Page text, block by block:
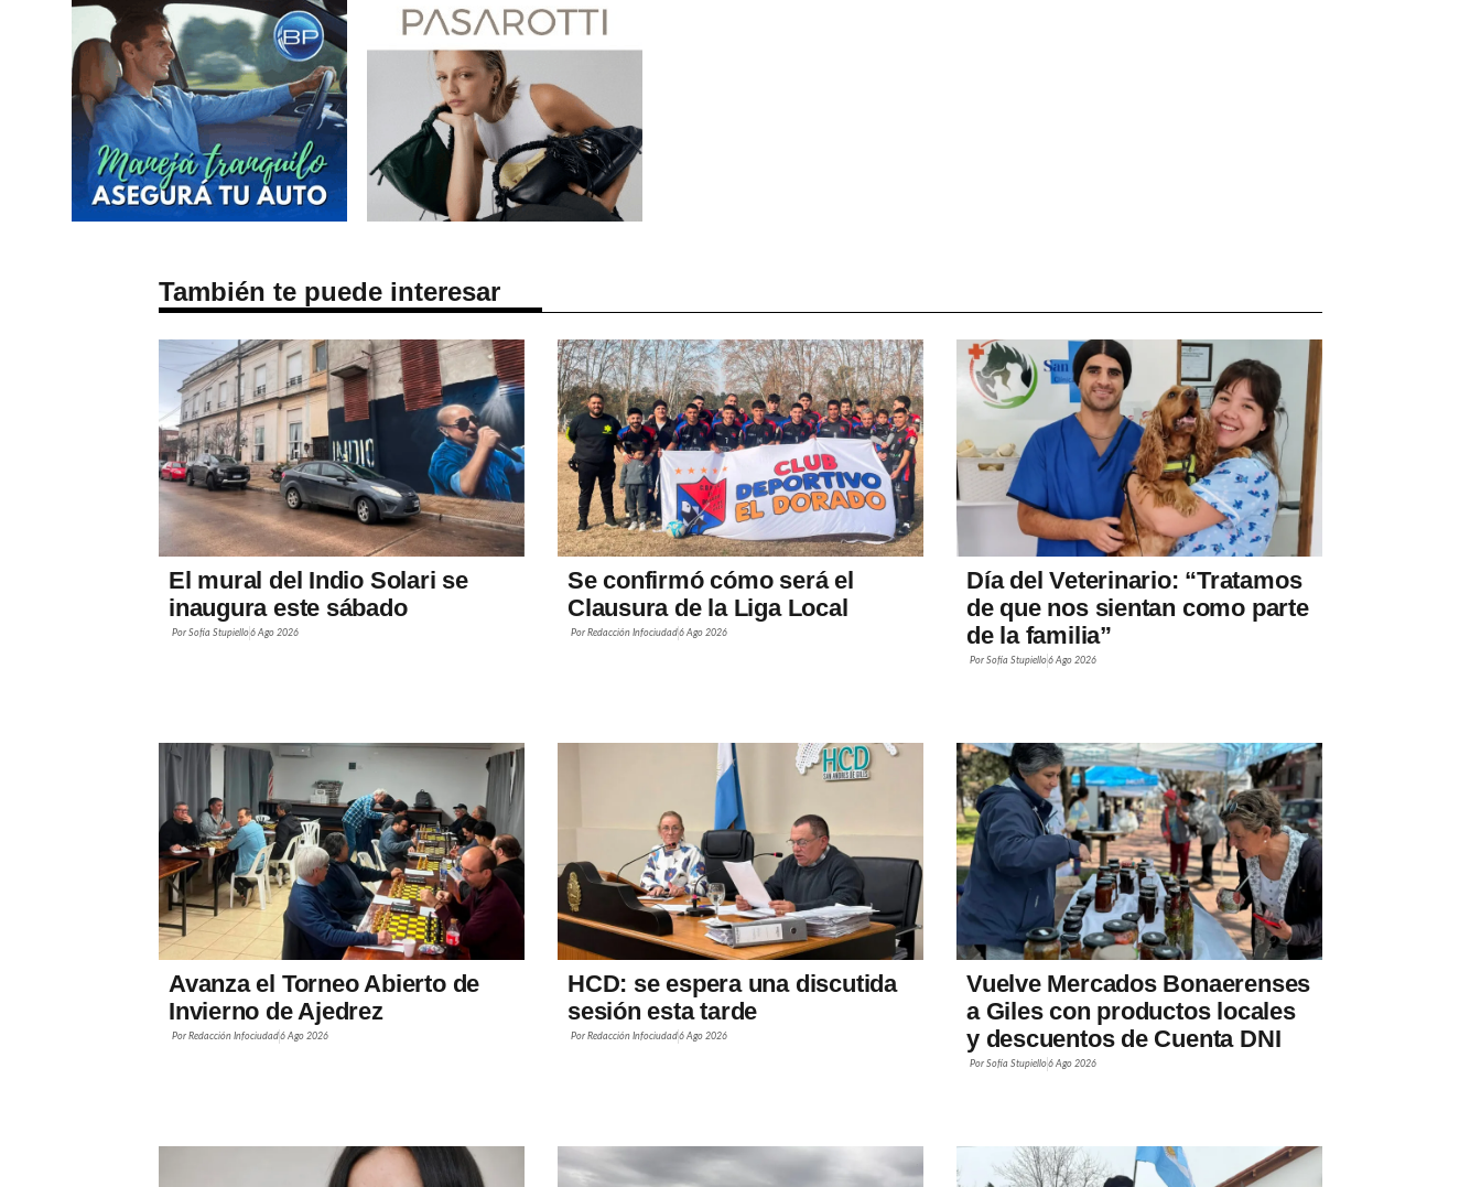
También te puede interesar
El mural del Indio Solari se
inaugura este sábado
Por Sofía Stupiello6 Ago 2026
Se confirmó cómo será el
Clausura de la Liga Local
Por Redacción Infociudad6 Ago 2026
Día del Veterinario: “Tratamos
de que nos sientan como parte
de la familia”
Por Sofía Stupiello6 Ago 2026
Avanza el Torneo Abierto de
Invierno de Ajedrez
Por Redacción Infociudad6 Ago 2026
HCD: se espera una discutida
sesión esta tarde
Por Redacción Infociudad6 Ago 2026
Vuelve Mercados Bonaerenses
a Giles con productos locales
y descuentos de Cuenta DNI
Por Sofía Stupiello6 Ago 2026